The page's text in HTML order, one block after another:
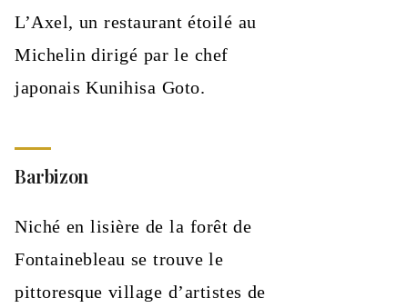
L’Axel, un restaurant étoilé au
Michelin dirigé par le chef
japonais Kunihisa Goto.
Barbizon
Niché en lisière de la forêt de
Fontainebleau se trouve le
pittoresque village d’artistes de